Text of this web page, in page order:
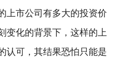
上市公司有多大的投资价
变化的背景下，这样的上
认可，其结果恐怕只能是